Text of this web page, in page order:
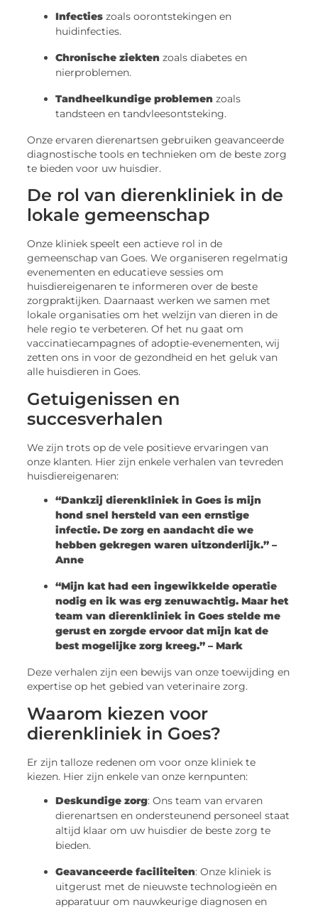
Infecties zoals oorontstekingen en
huidinfecties.
Chronische ziekten zoals diabetes en
nierproblemen.
Tandheelkundige problemen zoals
tandsteen en tandvleesontsteking.
Onze ervaren dierenartsen gebruiken geavanceerde
diagnostische tools en technieken om de beste zorg
te bieden voor uw huisdier.
De rol van dierenkliniek in de
lokale gemeenschap
Onze kliniek speelt een actieve rol in de
gemeenschap van Goes. We organiseren regelmatig
evenementen en educatieve sessies om
huisdiereigenaren te informeren over de beste
zorgpraktijken. Daarnaast werken we samen met
lokale organisaties om het welzijn van dieren in de
hele regio te verbeteren. Of het nu gaat om
vaccinatiecampagnes of adoptie-evenementen, wij
zetten ons in voor de gezondheid en het geluk van
alle huisdieren in Goes.
Getuigenissen en
succesverhalen
We zijn trots op de vele positieve ervaringen van
onze klanten. Hier zijn enkele verhalen van tevreden
huisdiereigenaren:
“Dankzij dierenkliniek in Goes is mijn
hond snel hersteld van een ernstige
infectie. De zorg en aandacht die we
hebben gekregen waren uitzonderlijk.” –
Anne
“Mijn kat had een ingewikkelde operatie
nodig en ik was erg zenuwachtig. Maar het
team van dierenkliniek in Goes stelde me
gerust en zorgde ervoor dat mijn kat de
best mogelijke zorg kreeg.” – Mark
Deze verhalen zijn een bewijs van onze toewijding en
expertise op het gebied van veterinaire zorg.
Waarom kiezen voor
dierenkliniek in Goes?
Er zijn talloze redenen om voor onze kliniek te
kiezen. Hier zijn enkele van onze kernpunten:
Deskundige zorg: Ons team van ervaren
dierenartsen en ondersteunend personeel staat
altijd klaar om uw huisdier de beste zorg te
bieden.
Geavanceerde faciliteiten: Onze kliniek is
uitgerust met de nieuwste technologieën en
apparatuur om nauwkeurige diagnosen en